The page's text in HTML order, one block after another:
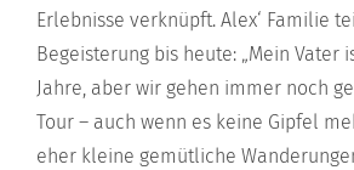
Erlebnisse verknüpft. Alex‘ Familie
Begeisterung bis heute: „Mein Vater
Jahre, aber wir gehen immer noch
Tour – auch wenn es keine Gipfel
eher kleine gemütliche